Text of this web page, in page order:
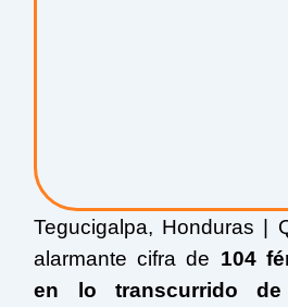
Tegucigalpa, Honduras |
alarmante cifra de 104
en lo transcurrido de